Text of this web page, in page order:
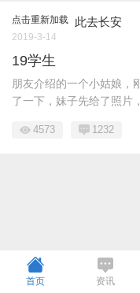
点击重新加载 此去长安
2019-3-14
19学生
朋友介绍的一个小姑娘，
了一下，妹子先给了照片
4573 1232
首页 资讯